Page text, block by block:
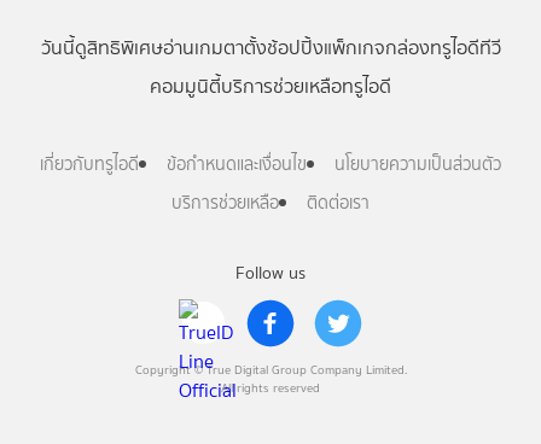
Follow us
Copyright © True Digital Group Company Limited.
All rights reserved
วันนี้ดูสิทธิพิเศษอ่านเกมตาตั้งช้อปปิ้งแพ็กเกจกล่องทรูไอดีทีวี
คอมมูนิตี้บริการช่วยเหลือทรูไอดี
เกี่ยวกับทรูไอดี ข้อกำหนดและเงื่อนไข
นโยบายความเป็นส่วนตัว
บริการช่วยเหลือ
ติดต่อเรา